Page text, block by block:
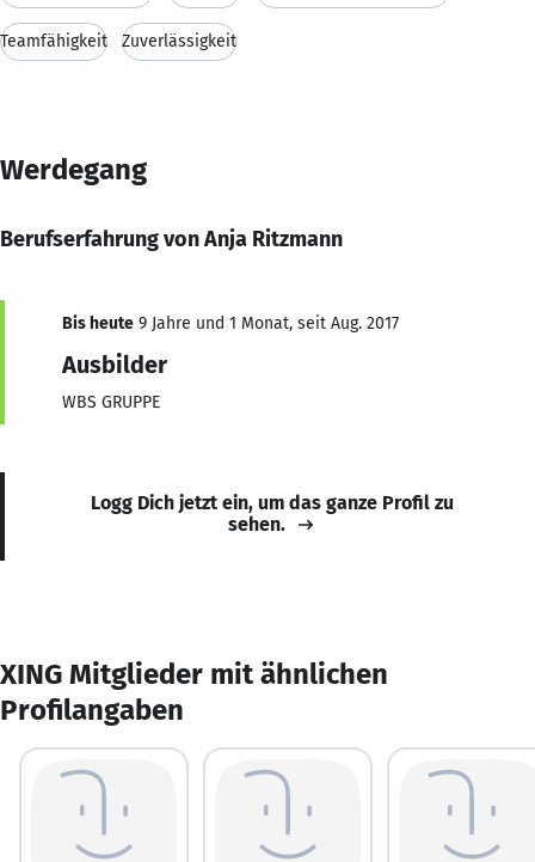
Teamfähigkeit Zuverlässigkeit
Werdegang
Berufserfahrung von Anja Ritzmann
Bis heute 9 Jahre und 1 Monat, seit Aug. 2017
Ausbilder
WBS GRUPPE
Logg Dich jetzt ein, um das ganze Profil zu
sehen.
XING Mitglieder mit ähnlichen
Profilangaben